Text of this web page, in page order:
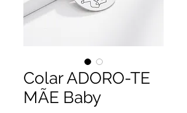
Colar ADORO-TE
MÃE Baby